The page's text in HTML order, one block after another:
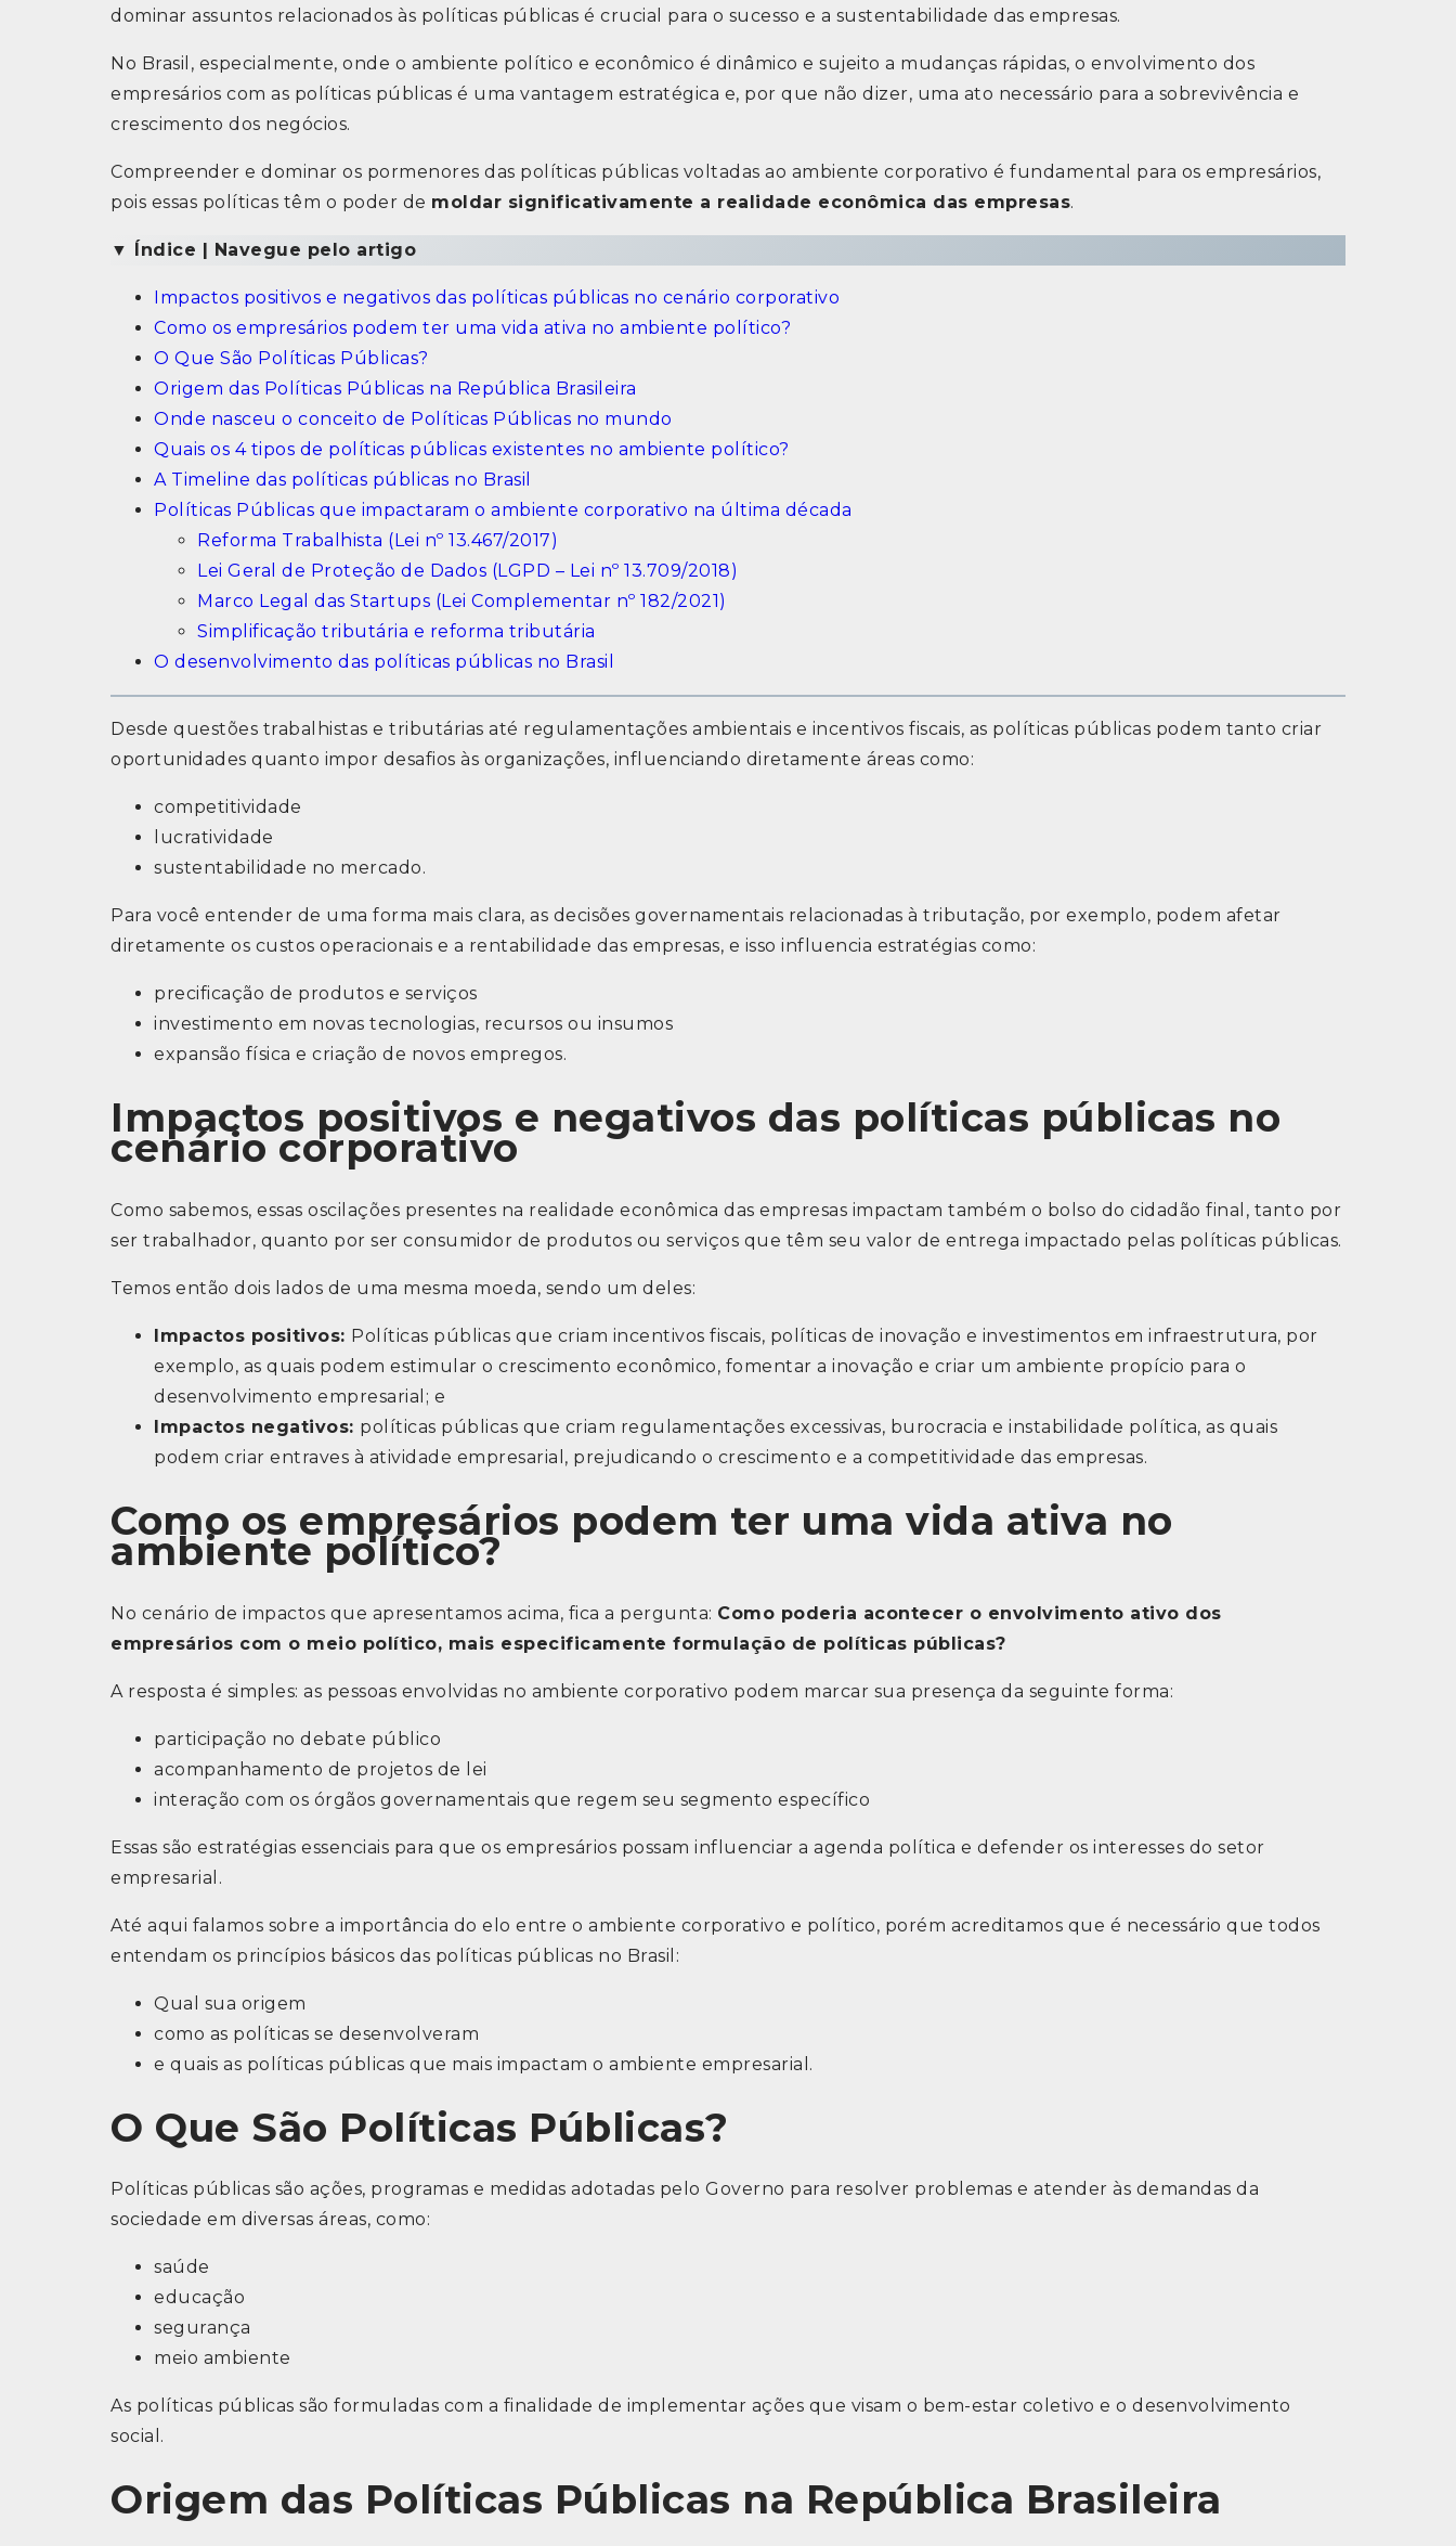
dominar assuntos relacionados às políticas públicas é crucial para o sucesso e a sustentabilidade das empresas.
No Brasil, especialmente, onde o ambiente político e econômico é dinâmico e sujeito a mudanças rápidas, o envolvimento dos
empresários com as políticas públicas é uma vantagem estratégica e, por que não dizer, uma ato necessário para a sobrevivência e
crescimento dos negócios.
Compreender e dominar os pormenores das políticas públicas voltadas ao ambiente corporativo é fundamental para os empresários,
pois essas políticas têm o poder de moldar significativamente a realidade econômica das empresas.
▼ Índice | Navegue pelo artigo
Impactos positivos e negativos das políticas públicas no cenário corporativo
Como os empresários podem ter uma vida ativa no ambiente político?
O Que São Políticas Públicas?
Origem das Políticas Públicas na República Brasileira
Onde nasceu o conceito de Políticas Públicas no mundo
Quais os 4 tipos de políticas públicas existentes no ambiente político?
A Timeline das políticas públicas no Brasil
Políticas Públicas que impactaram o ambiente corporativo na última década
Reforma Trabalhista (Lei nº 13.467/2017)
Lei Geral de Proteção de Dados (LGPD – Lei nº 13.709/2018)
Marco Legal das Startups (Lei Complementar nº 182/2021)
Simplificação tributária e reforma tributária
O desenvolvimento das políticas públicas no Brasil
Desde questões trabalhistas e tributárias até regulamentações ambientais e incentivos fiscais, as políticas públicas podem tanto criar
oportunidades quanto impor desafios às organizações, influenciando diretamente áreas como:
competitividade
lucratividade
sustentabilidade no mercado.
Para você entender de uma forma mais clara, as decisões governamentais relacionadas à tributação, por exemplo, podem afetar
diretamente os custos operacionais e a rentabilidade das empresas, e isso influencia estratégias como:
precificação de produtos e serviços
investimento em novas tecnologias, recursos ou insumos
expansão física e criação de novos empregos.
Impactos positivos e negativos das políticas públicas no
cenário corporativo
Como sabemos, essas oscilações presentes na realidade econômica das empresas impactam também o bolso do cidadão final, tanto por
ser trabalhador, quanto por ser consumidor de produtos ou serviços que têm seu valor de entrega impactado pelas políticas públicas.
Temos então dois lados de uma mesma moeda, sendo um deles:
Impactos positivos: Políticas públicas que criam incentivos fiscais, políticas de inovação e investimentos em infraestrutura, por
exemplo, as quais podem estimular o crescimento econômico, fomentar a inovação e criar um ambiente propício para o
desenvolvimento empresarial; e
Impactos negativos: políticas públicas que criam regulamentações excessivas, burocracia e instabilidade política, as quais
podem criar entraves à atividade empresarial, prejudicando o crescimento e a competitividade das empresas.
Como os empresários podem ter uma vida ativa no
ambiente político?
No cenário de impactos que apresentamos acima, fica a pergunta: Como poderia acontecer o envolvimento ativo dos
empresários com o meio político, mais especificamente formulação de políticas públicas?
A resposta é simples: as pessoas envolvidas no ambiente corporativo podem marcar sua presença da seguinte forma:
participação no debate público
acompanhamento de projetos de lei
interação com os órgãos governamentais que regem seu segmento específico
Essas são estratégias essenciais para que os empresários possam influenciar a agenda política e defender os interesses do setor
empresarial.
Até aqui falamos sobre a importância do elo entre o ambiente corporativo e político, porém acreditamos que é necessário que todos
entendam os princípios básicos das políticas públicas no Brasil:
Qual sua origem
como as políticas se desenvolveram
e quais as políticas públicas que mais impactam o ambiente empresarial.
O Que São Políticas Públicas?
Políticas públicas são ações, programas e medidas adotadas pelo Governo para resolver problemas e atender às demandas da
sociedade em diversas áreas, como:
saúde
educação
segurança
meio ambiente
As políticas públicas são formuladas com a finalidade de implementar ações que visam o bem-estar coletivo e o desenvolvimento
social.
Origem das Políticas Públicas na República Brasileira